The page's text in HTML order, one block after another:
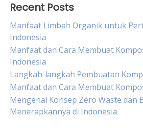
Recent Posts
Manfaat Limbah Organik untuk
Indonesia
Manfaat dan Cara Membuat
Indonesia
Langkah-langkah Pembuatan
Manfaat dan Cara Membuat
Mengenal Konsep Zero Waste dan
Menerapkannya di Indonesia